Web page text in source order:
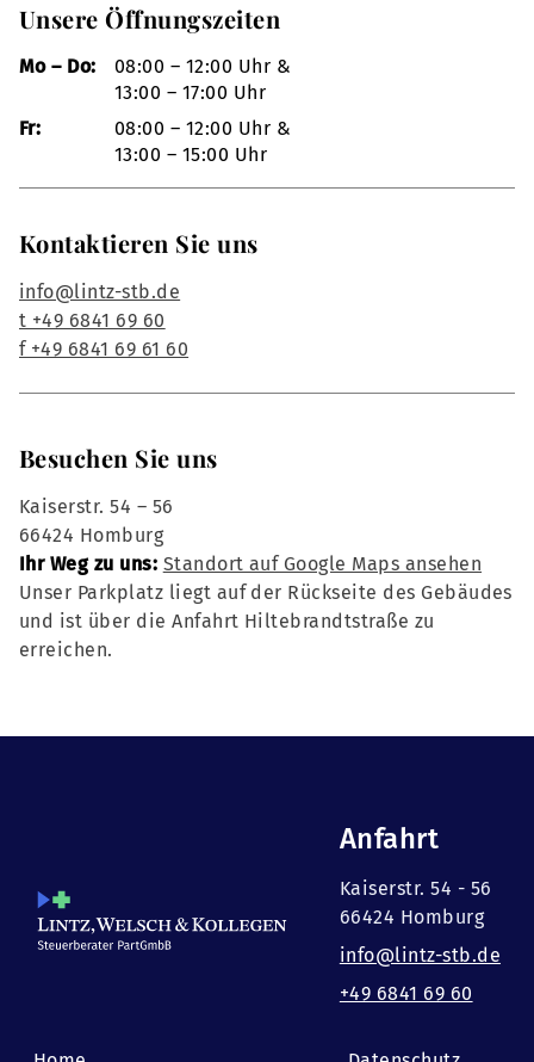
Unsere Öffnungszeiten
Mo – Do:
08:00 – 12:00 Uhr &
13:00 – 17:00 Uhr
Fr:
08:00 – 12:00 Uhr &
13:00 – 15:00 Uhr
Kontaktieren Sie uns
info@lintz-stb.de
t +49 6841 69 60
f +49 6841 69 61 60
Besuchen Sie uns
Kaiserstr. 54 – 56
66424 Homburg
Ihr Weg zu uns: Standort auf Google Maps ansehen
Unser Parkplatz liegt auf der Rückseite des Gebäudes
und ist über die Anfahrt Hiltebrandtstraße zu
erreichen.
Anfahrt
Kaiserstr. 54 - 56
66424 Homburg
info@lintz-stb.de
+49 6841 69 60